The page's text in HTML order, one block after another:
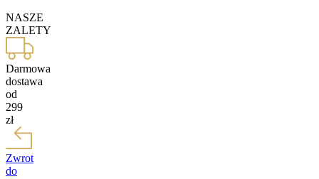
NASZE
ZALETY
Darmowa
dostawa
od
299
zł
Zwrot
do